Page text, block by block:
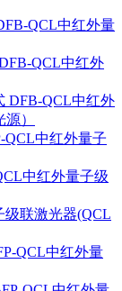
QCL中红外量
QCL中红外
DFB-QCL中红外
）
QCL中红外量子
中红外量子级
级联激光器(QCL
QCL中红外量